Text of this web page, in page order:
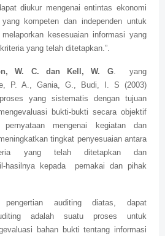
diukur mengenai entintas ekonomi
kompeten dan independen untuk
kesesuaian informasi yang
yang telah ditetapkan.”.
W. C. dan Kell, W. G.
yang
P. A., Gania, G., Budi, I. S (2003)
yang sistematis dengan tujuan
bukti-bukti secara objektif
pernyataan mengenai kegiatan dan
tingkat penyesuaian antara
yang telah ditetapkan dan
hasilnya kepada
pemakai dan pihak
pengertian auditing diatas, dapat
adalah suatu proses untuk
bahan bukti tentang informasi